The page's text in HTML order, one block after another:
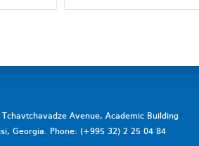
Avenue, Academic Building
Georgia. Phone: (+995 32) 2 25 04 84